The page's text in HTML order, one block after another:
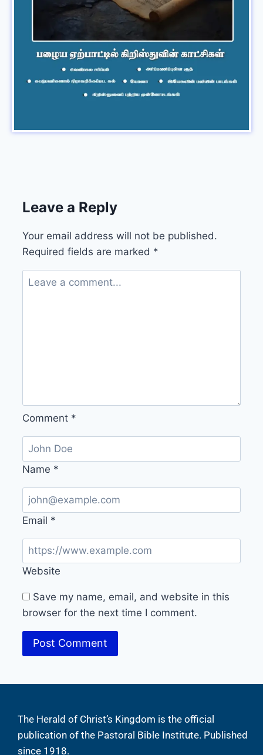
Leave a Reply
Your email address will not be published.
Required fields are marked *
Comment *
Name *
Email *
Website
Save my name, email, and website in this
browser for the next time I comment.
The Herald of Christ’s Kingdom is the official
publication of the Pastoral Bible Institute. Published
since 1918.